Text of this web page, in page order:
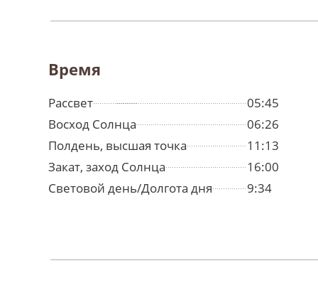
Время
Рассвет
05:45
Восход Солнца
06:26
Полдень, высшая точка
11:13
Закат, заход Солнца
16:00
Световой день/Долгота дня
9:34